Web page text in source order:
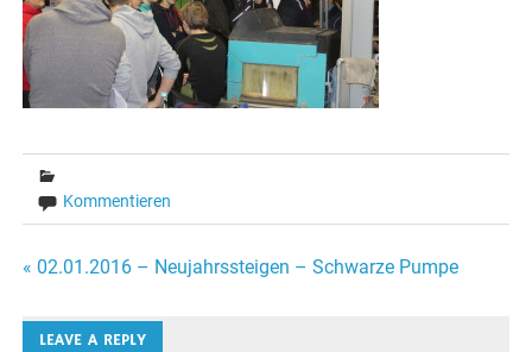
Kommentieren
Beitragsnavigation
« 02.01.2016 – Neujahrssteigen – Schwarze Pumpe
LEAVE A REPLY